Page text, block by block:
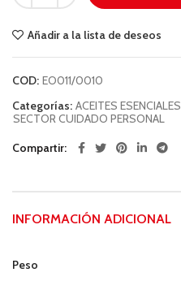
Añadir a la lista de deseos
COD: EO011/0010
Categorías: ACEITES ESENCIALES
SECTOR CUIDADO PERSONAL
Compartir
INFORMACIÓN ADICIONAL
Peso